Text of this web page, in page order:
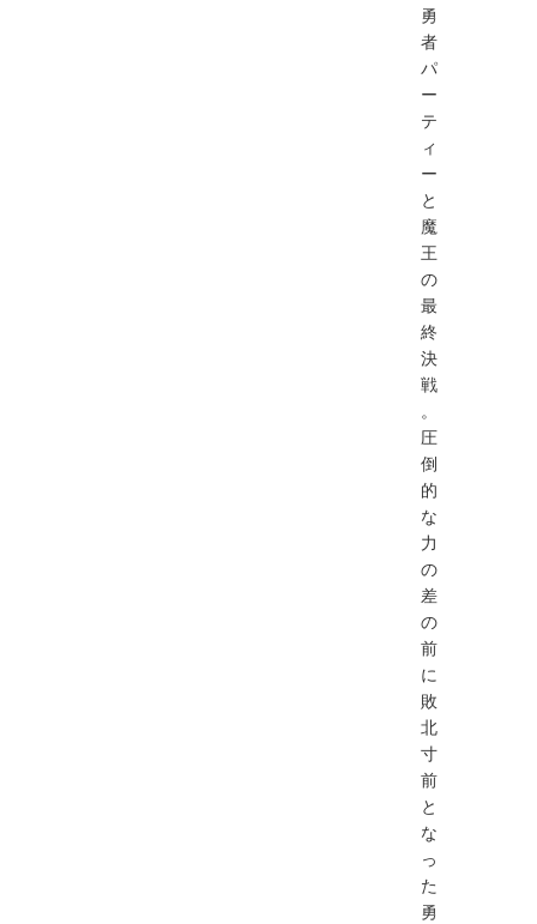
勇
者
パ
ー
テ
ィ
ー
と
魔
王
の
最
終
決
戦
。
圧
倒
的
な
力
の
差
の
前
に
敗
北
寸
前
と
な
っ
た
勇